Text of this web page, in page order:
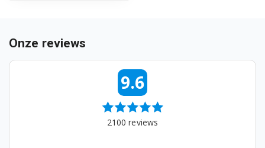
WTV8716XBWSTD0 7001440086
WTV8716XBWSTD1 7001440087
WTV8737XSN1 7001440040
WML71433NP 7176641300
Onze reviews
9.6
2100 reviews